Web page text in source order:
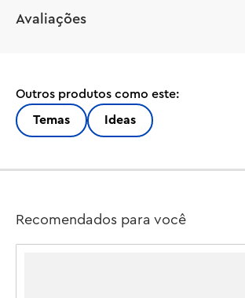
kit de construção LEGO® Ideas Lontras
barriga da mãe. Posicione a cabeça, a
nadadeiras e as garras da mãe. E dê um
sua peça de decoração com animais
original deste conjunto foi criado por
envolvente para adultos, sejam
LEGO ou construtores mais experientes.
Avaliações
Outros produtos como este:
Temas Ideas
Recomendados para você